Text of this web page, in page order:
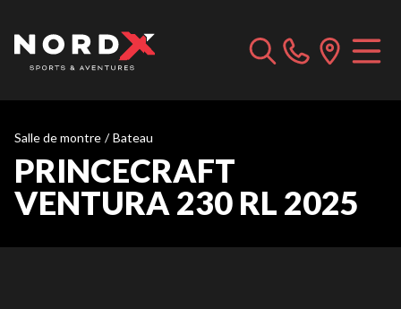
Salle de montre / Bateau
PRINCECRAFT
VENTURA 230 RL 2025